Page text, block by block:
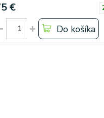
€
Do košíka